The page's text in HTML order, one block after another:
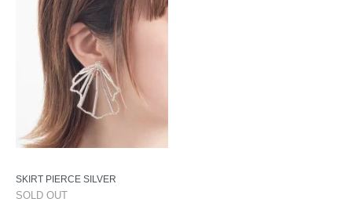
SKIRT PIERCE SILVER
SOLD OUT